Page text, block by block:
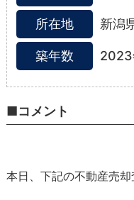
所在地 新潟
築年数 2023
■コメント
本日、下記の不動産売却